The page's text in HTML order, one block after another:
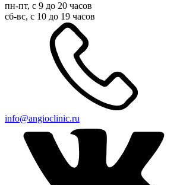
пн-пт, с 9 до 20 часов
сб-вс, с 10 до 19 часов
info@angioclinic.ru